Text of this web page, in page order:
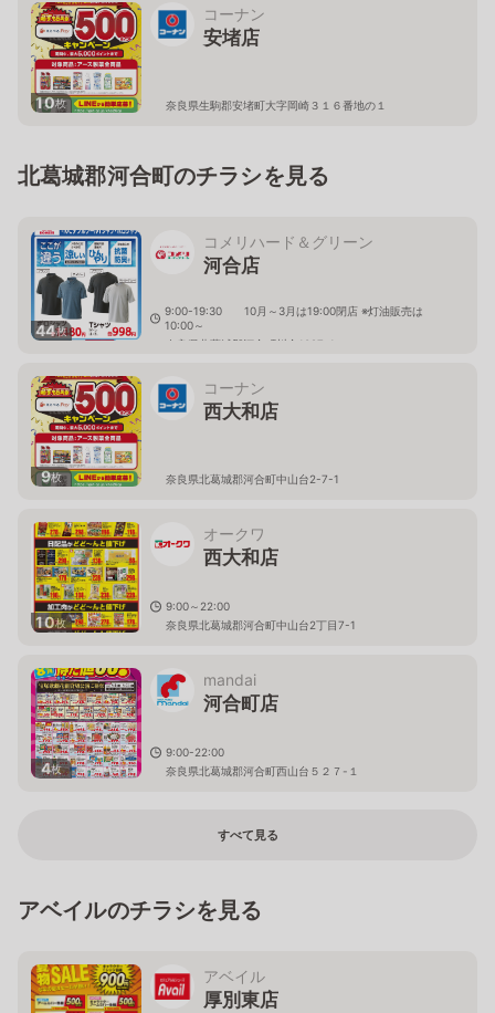
10枚
コーナン
安堵店
奈良県生駒郡安堵町大字岡崎３１６番地の１
北葛城郡河合町のチラシを見る
44枚
コメリハード＆グリーン
河合店
9:00-19:30 10月～3月は19:00閉店 ※灯油販売は
10:00～
奈良県北葛城郡河合町川合1097-1
9枚
コーナン
西大和店
奈良県北葛城郡河合町中山台2-7-1
10枚
オークワ
西大和店
9:00～22:00
奈良県北葛城郡河合町中山台2丁目7-1
4枚
mandai
河合町店
9:00-22:00
奈良県北葛城郡河合町西山台５２７-１
すべて見る
アベイルのチラシを見る
アベイル
厚別東店